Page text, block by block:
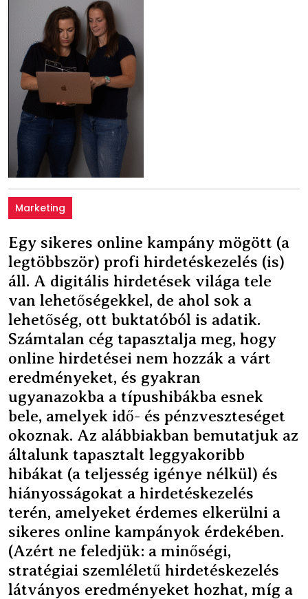
Marketing
Egy sikeres online kampány mögött (a
legtöbbször) profi hirdetéskezelés (is)
áll. A digitális hirdetések világa tele
van lehetőségekkel, de ahol sok a
lehetőség, ott buktatóból is adatik.
Számtalan cég tapasztalja meg, hogy
online hirdetései nem hozzák a várt
eredményeket, és gyakran
ugyanazokba a típushibákba esnek
bele, amelyek idő- és pénzveszteséget
okoznak. Az alábbiakban bemutatjuk az
általunk tapasztalt leggyakoribb
hibákat (a teljesség igénye nélkül) és
hiányosságokat a hirdetéskezelés
terén, amelyeket érdemes elkerülni a
sikeres online kampányok érdekében.
(Azért ne feledjük: a minőségi,
stratégiai szemléletű hirdetéskezelés
látványos eredményeket hozhat, míg a